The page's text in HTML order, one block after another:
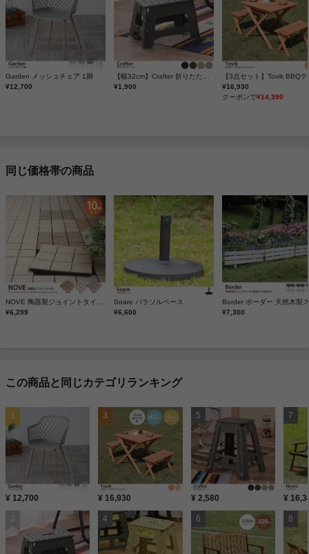
Garden メッシュチェア 1脚
¥12,700
¥1,900
¥16,930
クーポンで¥14,390
同じ価格帯の商品
¥6,299
Soare パラソルベース
¥6,600
¥7,300
この商品と同じカテゴリランキング
¥ 12,700 ¥ 16,930 ¥ 2,580 ¥